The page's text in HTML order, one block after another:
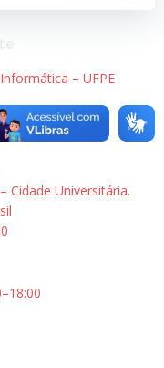
– UFPE
Cidade Universitária.